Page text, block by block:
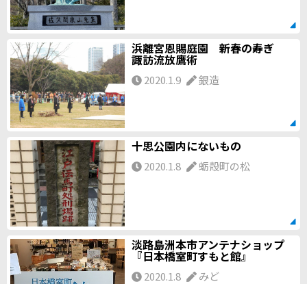
浜離宮恩賜庭園 新春の寿ぎ
諏訪流放鷹術
2020.1.9 銀造
十思公園内にないもの
2020.1.8 蛎殻町の松
淡路島洲本市アンテナショップ
『日本橋室町すもと館』
2020.1.8 みど